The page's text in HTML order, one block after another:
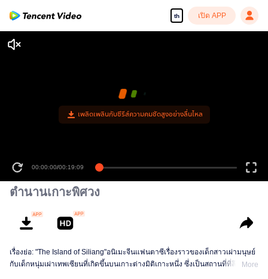
th เปิด APP
เพลิดเพลินกับซีรีส์ความคมชัดสูงอย่างลื่นไหล
00:00:00/00:19:09
ตำนานเกาะพิศวง
เรื่องย่อ: "The Island of Siliang"อนิเมะจีนแฟนตาซีเรื่องราวของเด็กสาวเผ่ามนุษย์
กับเด็กหนุ่มเผ่าเทพเซียนที่เกิดขึ้นบนเกาะต่างมิติเกาะหนึ่ง ซึ่งเป็นสถานที่ที่ลึกลับMore